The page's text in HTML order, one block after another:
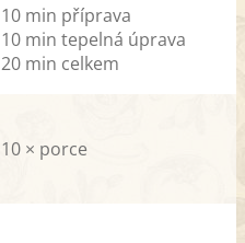
10 min příprava
10 min tepelná úprava
20 min celkem
10 × porce